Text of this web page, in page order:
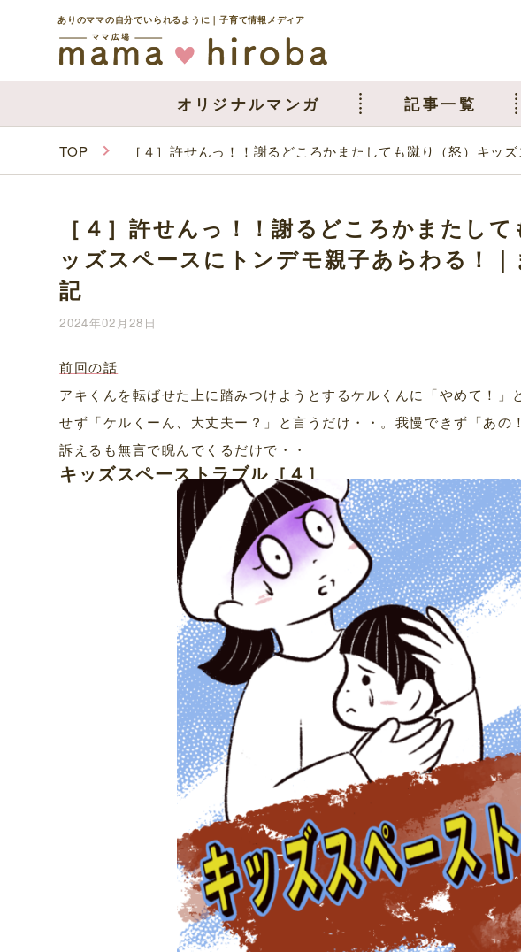
ありのママの自分でいられるように｜子育て情報メディア
オリジナルマンガ 記事一覧
TOP ［４］許せんっ！！謝るどころかまたしても蹴り（怒）キッ
［４］許せんっ！！謝るどころかまたし
ッズスペースにトンデモ親子あらわる！｜
記
2024年02月28日
前回の話
アキくんを転ばせた上に踏みつけようとするケルくんに「やめて！」
せず「ケルくーん、大丈夫ー？」と言うだけ・・。我慢できず「あの
訴えるも無言で睨んでくるだけで・・
キッズスペーストラブル［４］